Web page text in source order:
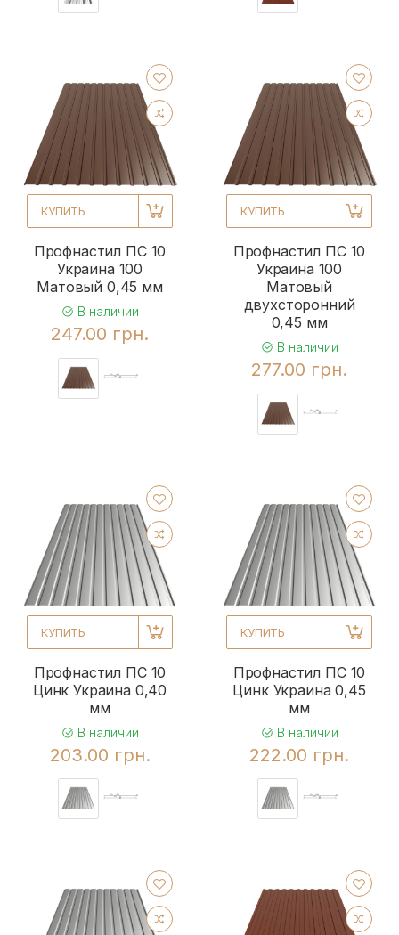
КУПИТЬ
Профнастил ПС 10
Украина 100
Матовый 0,45 мм
В наличии
247.00 грн.
КУПИТЬ
Профнастил ПС 10
Украина 100
Матовый
двухсторонний
0,45 мм
В наличии
277.00 грн.
КУПИТЬ
Профнастил ПС 10
Цинк Украина 0,40
мм
В наличии
203.00 грн.
КУПИТЬ
Профнастил ПС 10
Цинк Украина 0,45
мм
В наличии
222.00 грн.